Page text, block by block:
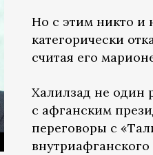
Но с этим никто и
категорически
считая его
Халилзад не один
с афганским
переговоры с